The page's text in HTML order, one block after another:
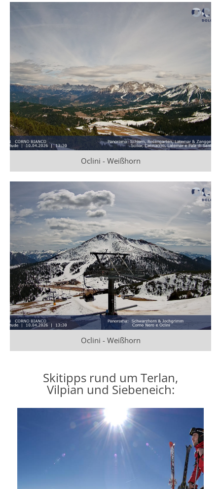
Oclini - Weißhorn
Oclini - Weißhorn
Skitipps rund um Terlan,
Vilpian und Siebeneich: